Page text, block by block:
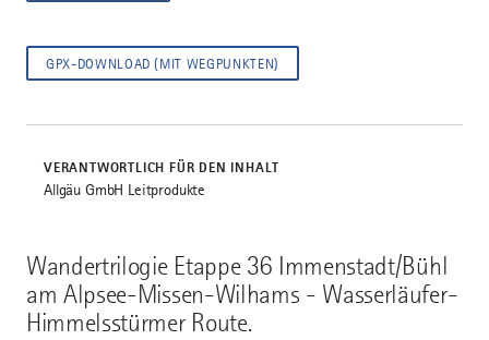
Wandertrilogie Etappe 36 Immenstadt/Bühl
am Alpsee-Missen-Wilhams - Wasserläufer-
Himmelsstürmer Route.
GPX-DOWNLOAD (MIT WEGPUNKTEN)
VERANTWORTLICH FÜR DEN INHALT
Allgäu GmbH Leitprodukte